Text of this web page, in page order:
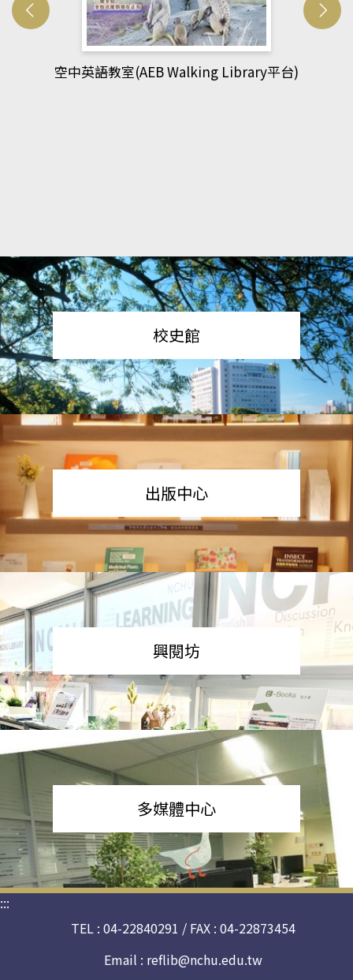
網管人(kono平台)
校史館
出版中心
興閱坊
多媒體中心
:::
TEL : 04-22840291 / FAX : 04-22873454
Email : reflib@nchu.edu.tw